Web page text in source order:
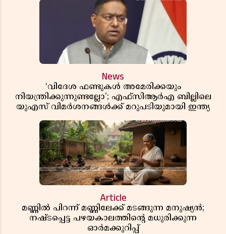
News
‘വിദേശ ഫണ്ടുകൾ അമേരിക്കയും
നിയന്ത്രിക്കുന്നുണ്ടല്ലോ’; എഫ്സിആർഎ ബില്ലിലെ
യുഎസ് വിമർശനങ്ങൾക്ക് മറുപടിയുമായി ഇന്ത്യ
Article
മണ്ണിൽ പിറന്ന് മണ്ണിലേക്ക് മടങ്ങുന്ന മനുഷ്യൻ;
നഷ്ടപ്പെട്ട പഴയകാലത്തിൻ്റെ മധുരിക്കുന്ന
ഓർമക്കുറിപ്പ്